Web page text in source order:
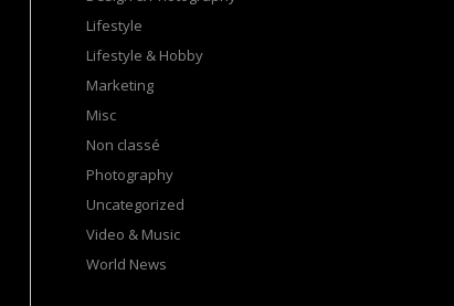
Lifestyle
Lifestyle & Hobby
Marketing
Misc
Non classé
Photography
Uncategorized
Video & Music
World News